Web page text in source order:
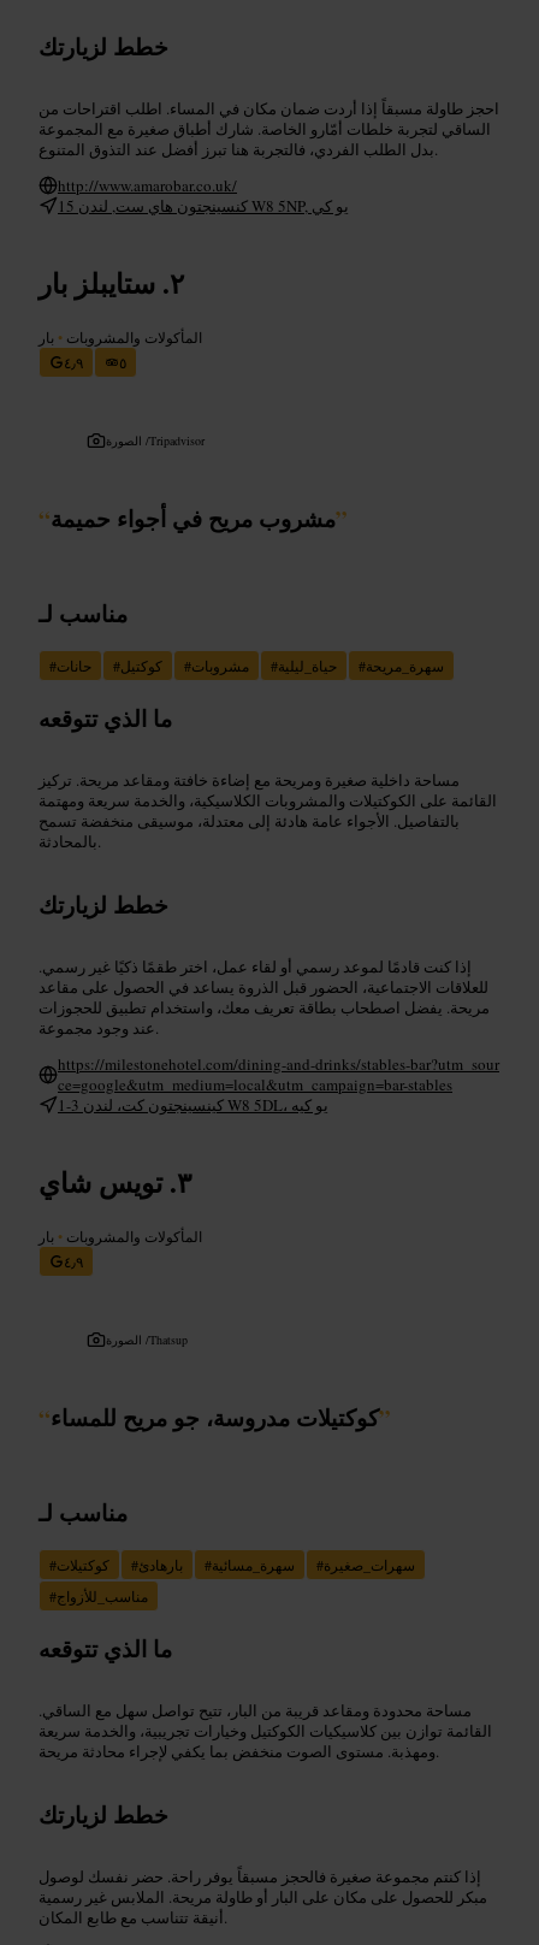
خطط لزيارتك
احجز طاولة مسبقاً إذا أردت ضمان مكان في المساء. اطلب اقتراحات من
الساقي لتجربة خلطات أمّارو الخاصة. شارك أطباق صغيرة مع المجموعة
بدل الطلب الفردي، فالتجربة هنا تبرز أفضل عند التذوق المتنوع.
http://www.amarobar.co.uk/
15 كنسينجتون هاي ست, لندن W8 5NP, يو كي
ستايبلز بار
المأكولات والمشروبات • بار
٤٫٩
٥
الصورة /Tripadvisor
“مشروب مريح في أجواء حميمة”
مناسب لـ
#حانات #كوكتيل #مشروبات #حياة_ليلية #سهرة_مريحة
ما الذي تتوقعه
مساحة داخلية صغيرة ومريحة مع إضاءة خافتة ومقاعد مريحة. تركيز
القائمة على الكوكتيلات والمشروبات الكلاسيكية، والخدمة سريعة ومهتمة
بالتفاصيل. الأجواء عامة هادئة إلى معتدلة، موسيقى منخفضة تسمح
بالمحادثة.
خطط لزيارتك
إذا كنت قادمًا لموعد رسمي أو لقاء عمل، اختر طقمًا ذكيًا غير رسمي.
للعلاقات الاجتماعية، الحضور قبل الذروة يساعد في الحصول على مقاعد
مريحة. يفضل اصطحاب بطاقة تعريف معك، واستخدام تطبيق للحجوزات
عند وجود مجموعة.
https://milestonehotel.com/dining-and-drinks/stables-bar?utm_sour
ce=google&utm_medium=local&utm_campaign=bar-stables
1-3 كينسينجتون كت، لندن W8 5DL، يو كيه
تويس شاي
المأكولات والمشروبات • بار
٤٫٩
الصورة /Thatsup
“كوكتيلات مدروسة، جو مريح للمساء”
مناسب لـ
#كوكتيلات #بارهادئ #سهرة_مسائية #سهرات_صغيرة
#مناسب_للأزواج
ما الذي تتوقعه
مساحة محدودة ومقاعد قريبة من البار، تتيح تواصل سهل مع الساقي.
القائمة توازن بين كلاسيكيات الكوكتيل وخيارات تجريبية، والخدمة سريعة
ومهذبة. مستوى الصوت منخفض بما يكفي لإجراء محادثة مريحة.
خطط لزيارتك
إذا كنتم مجموعة صغيرة فالحجز مسبقاً يوفر راحة. حضر نفسك لوصول
مبكر للحصول على مكان على البار أو طاولة مريحة. الملابس غير رسمية
أنيقة تتناسب مع طابع المكان.